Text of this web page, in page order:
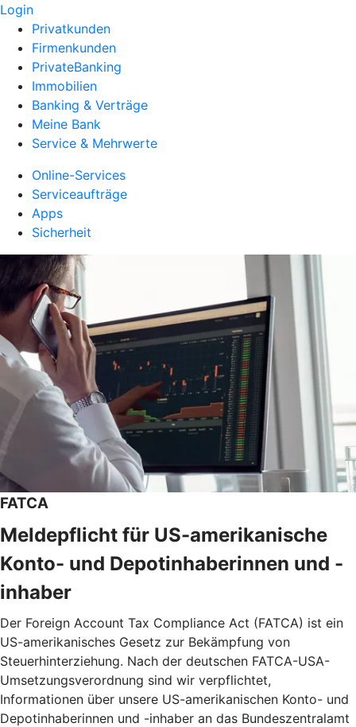
Login
Privatkunden
Firmenkunden
PrivateBanking
Immobilien
Banking & Verträge
Meine Bank
Service & Mehrwerte
Online-Services
Serviceaufträge
Apps
Sicherheit
FATCA
Meldepflicht für US-amerikanische
Konto- und Depotinhaberinnen und -
inhaber
Der Foreign Account Tax Compliance Act (FATCA) ist ein
US-amerikanisches Gesetz zur Bekämpfung von
Steuerhinterziehung. Nach der deutschen FATCA-USA-
Umsetzungsverordnung sind wir verpflichtet,
Informationen über unsere US-amerikanischen Konto- und
Depotinhaberinnen und -inhaber an das Bundeszentralamt